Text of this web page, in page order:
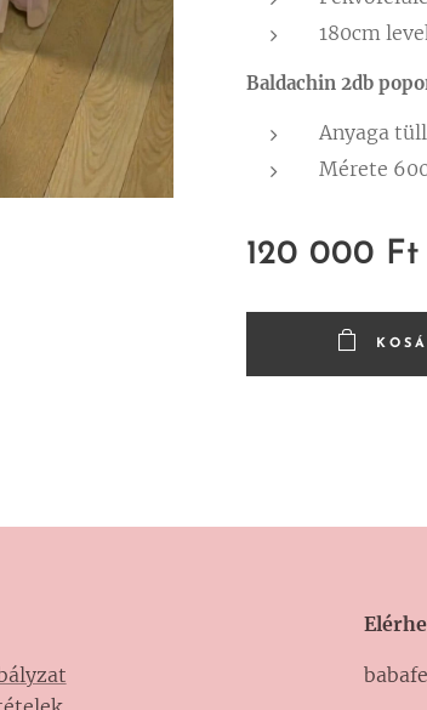
180cm
Baldachin 2db
Anyaga tüll
Mérete
120 000 Ft